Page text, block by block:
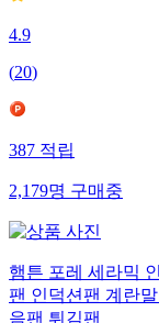
4.9
(20)
387적립
2,179명구매중
햄튼 포레 세라믹
팬 인덕션팬 계란